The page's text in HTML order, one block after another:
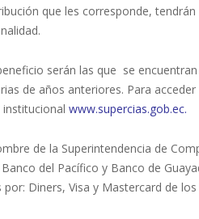
que les corresponde,
serán las que se
de años anteriores. Para
www.supercias.gob.ec.
de la Superintendencia de
del Pacífico y Banco de
Diners, Visa y Mastercard de los